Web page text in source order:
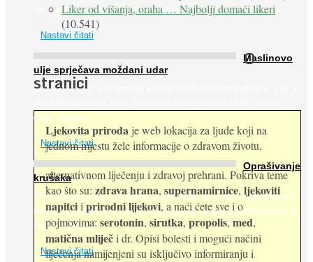
većina dijabetičara u kasnijem stadiju bolesti, jabuke ...
Nastavi čitati
Maslinovo
ulje sprječava moždani udar
Maslinovo ulje, kao osnova zdrave mediteranske prehrane, već je
dalje. Njihovo ...
Nastavi čitati
Oprašivanje
krušaka
Pri podizanju nasada kruške zanemaruje se problem oprašivanja
kukcima jer vlada uvjerenje da će krušku oprašiti pčele medarice
(Apis mellifera). ...
Nastavi čitati
Liker od višanja, oraha … Najbolji domaći likeri
(10.541)
O
stranici
Ljekovita priroda je web lokacija za ljude koji na
jednom mjestu žele informacije o zdravom životu,
alternativnom liječenju i zdravoj prehrani. Pokriva teme
kao što su: zdrava hrana, supernamirnice, ljekoviti
napitciiprirodni lijekovi, a naći ćete sve i o
pojmovima: serotonin, sirutka, propolis, med,
matična mliječi dr. Opisi bolesti i mogući načini
liječenja namijenjeni su isključivo informiranju i